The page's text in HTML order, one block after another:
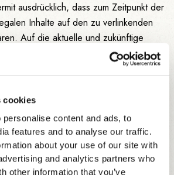
cookies
content and ads, to
features and to analyse our traffic.
about your use of our site with
and analytics partners who
other information that you’ve
ausdrücklich, dass zum Zeitpunkt der
Inhalte auf den zu verlinkenden
Auf die aktuelle und zukünftige
oder die Urheberschaft der
Seiten hat der Autor keinerlei Einfluss.
/verknüpften Seiten, die nach der
wurden. Diese Feststellung gilt für alle
Links und Verweise sowie für
Autor eingerichteten Gästebüchern,